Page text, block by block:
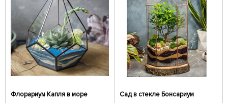
Флорариум Капля в море Сад в стекле Бонсариум